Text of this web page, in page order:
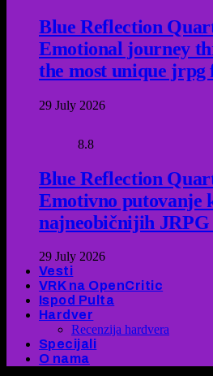
Blue Reflection
Emotional journey
the most unique jrpg
29 July 2026
8.8
Blue Reflection
Emotivno putovanje
najneobičnijih
29 July 2026
Vesti
VRK na OpenCritic
Ispod Pulta
Hardver
Recenzija hardvera
Specijali
O nama